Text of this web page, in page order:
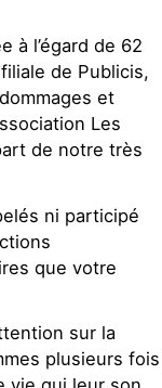
à l’égard de 62
de Publicis,
et
Les
de notre très
ni participé
que votre
sur la
plusieurs fois